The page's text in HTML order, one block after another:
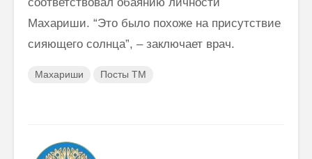
Махариши. “Это было похоже на присутствие
сияющего солнца”, – заключает врач.
Махариши Посты ТМ